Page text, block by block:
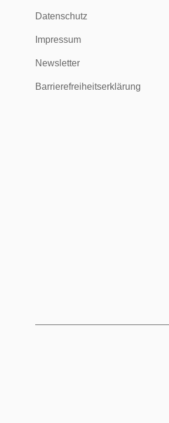
Datenschutz
Impressum
Newsletter
Barrierefreiheitserklärung